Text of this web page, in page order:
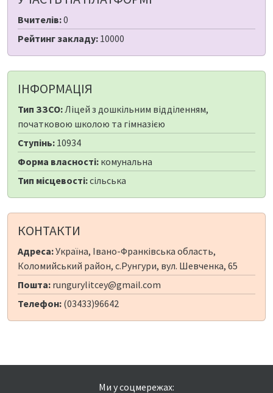
Вчителів:0
Рейтинг закладу: 10000
ІНФОРМАЦІЯ
Тип ЗЗСО:Ліцей з дошкільним відділенням,
початковою школою та гімназією
Ступінь: 10934
Форма власності: комунальна
Тип місцевості:сільська
КОНТАКТИ
Адреса:Україна, Івано-Франківська область,
Коломийський район, с.Рунгури, вул. Шевченка, 65
Пошта: rungurylitcey@gmail.com
Телефон: (03433)96642
Ми у соцмережах: